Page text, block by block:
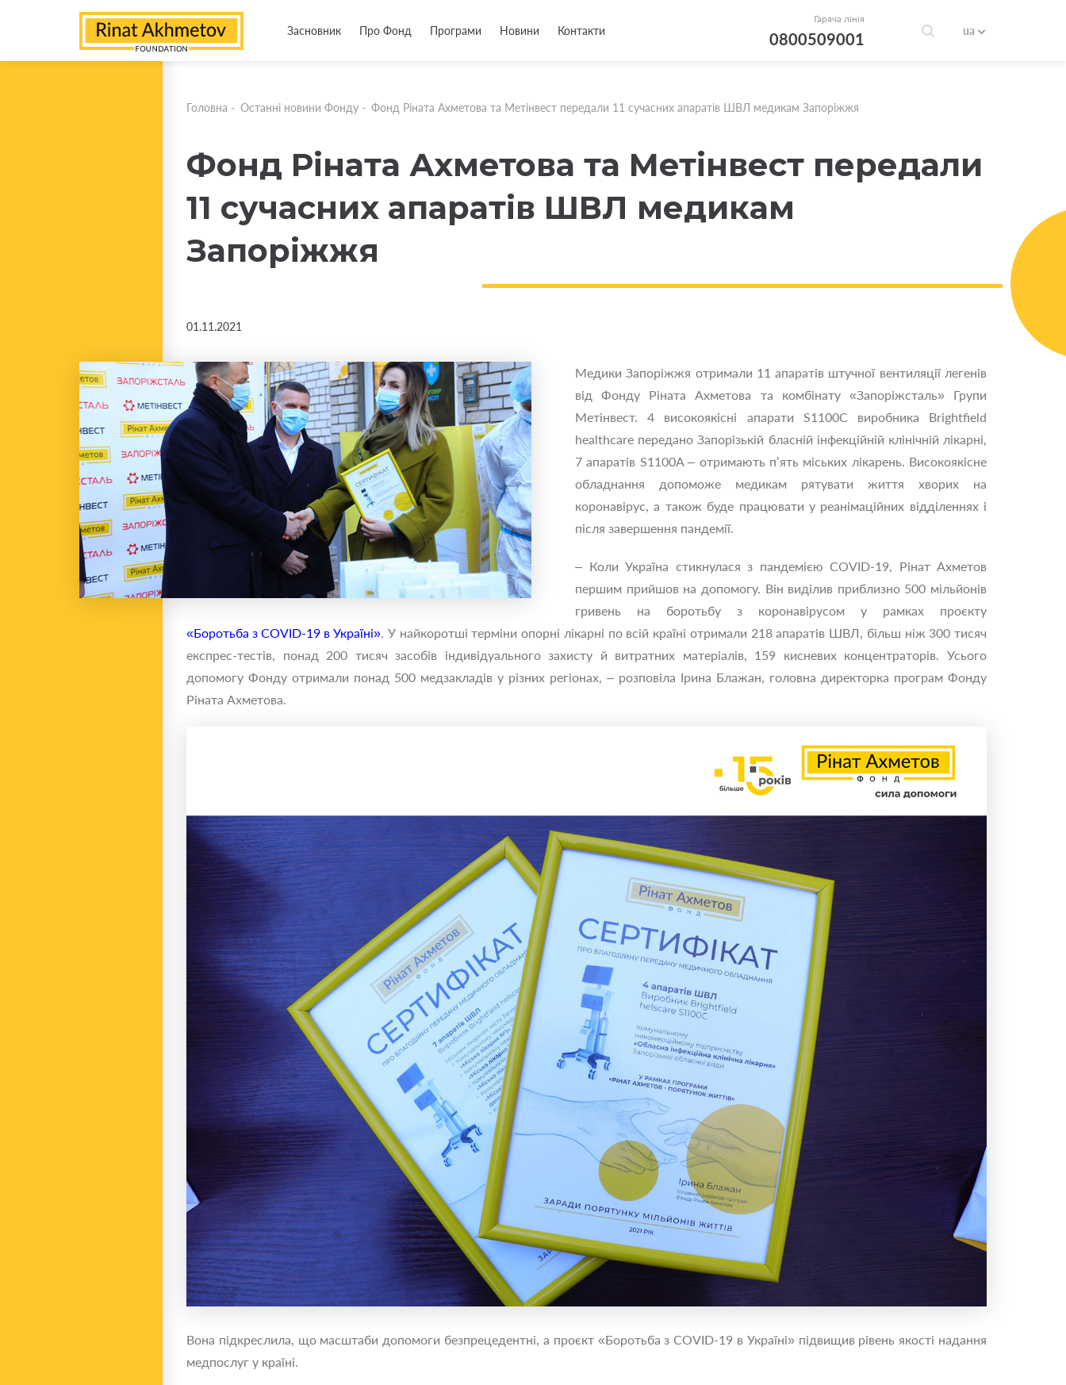
Засновник Про Фонд Програми Новини Контакти
Гаряча лінія
0800509001 ua
Головна - Останні новини Фонду - Фонд Ріната Ахметова та Метінвест передали 11 сучасних апаратів ШВЛ медикам Запоріжжя
Фонд Ріната Ахметова та Метінвест передали
11 сучасних апаратів ШВЛ медикам
Запоріжжя
01.11.2021
Медики Запоріжжя отримали 11 апаратів штучної вентиляції легенів
від Фонду Ріната Ахметова та комбінату «Запоріжсталь» Групи
Метінвест. 4 високоякісні апарати S1100C виробника Brightfield
healthcare передано Запорізькій бласній інфекційній клінічній лікарні,
7 апаратів S1100A – отримають п’ять міських лікарень. Високоякісне
обладнання допоможе медикам рятувати життя хворих на
коронавірус, а також буде працювати у реанімаційних відділеннях і
після завершення пандемії.
– Коли Україна стикнулася з пандемією COVID-19, Рінат Ахметов
першим прийшов на допомогу. Він виділив приблизно 500 мільйонів
гривень на боротьбу з коронавірусом у рамках проєкту
«Боротьба з COVID-19 в Україні». У найкоротші терміни опорні лікарні по всій країні отримали 218 апаратів ШВЛ, більш ніж 300 тисяч
експрес-тестів, понад 200 тисяч засобів індивідуального захисту й витратних матеріалів, 159 кисневих концентраторів. Усього
допомогу Фонду отримали понад 500 медзакладів у різних регіонах, – розповіла Ірина Блажан, головна директорка програм Фонду
Ріната Ахметова.
Вона пiдкреслила, що масштаби допомоги безпрецедентні, а проєкт «Боротьба з COVID-19 в Україні» підвищив рівень якості надання
медпослуг у країні.